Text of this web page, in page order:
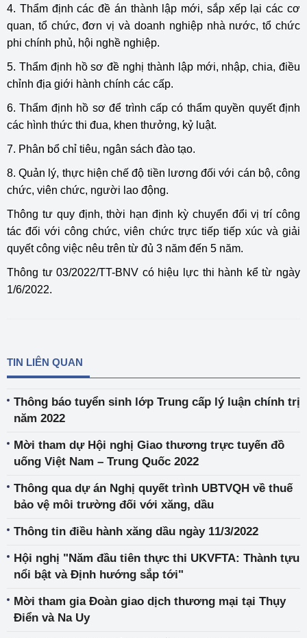
4. Thẩm định các đề án thành lập mới, sắp xếp lại các cơ
quan, tổ chức, đơn vị và doanh nghiệp nhà nước, tổ chức
phi chính phủ, hội nghề nghiệp.
5. Thẩm định hồ sơ đề nghị thành lập mới, nhập, chia, điều
chỉnh địa giới hành chính các cấp.
6. Thẩm định hồ sơ để trình cấp có thẩm quyền quyết định
các hình thức thi đua, khen thưởng, kỷ luật.
7. Phân bổ chỉ tiêu, ngân sách đào tạo.
8. Quản lý, thực hiện chế độ tiền lương đối với cán bộ, công
chức, viên chức, người lao động.
Thông tư quy định, thời hạn định kỳ chuyển đổi vị trí công
tác đối với công chức, viên chức trực tiếp tiếp xúc và giải
quyết công việc nêu trên từ đủ 3 năm đến 5 năm.
Thông tư 03/2022/TT-BNV có hiệu lực thi hành kể từ ngày
1/6/2022.
TIN LIÊN QUAN
Thông báo tuyển sinh lớp Trung cấp lý luận chính trị
năm 2022
Mời tham dự Hội nghị Giao thương trực tuyến đồ
uống Việt Nam – Trung Quốc 2022
Thông qua dự án Nghị quyết trình UBTVQH về thuế
bảo vệ môi trường đối với xăng, dầu
Thông tin điều hành xăng dầu ngày 11/3/2022
Hội nghị "Năm đầu tiên thực thi UKVFTA: Thành tựu
nổi bật và Định hướng sắp tới"
Mời tham gia Đoàn giao dịch thương mại tại Thụy
Điển và Na Uy